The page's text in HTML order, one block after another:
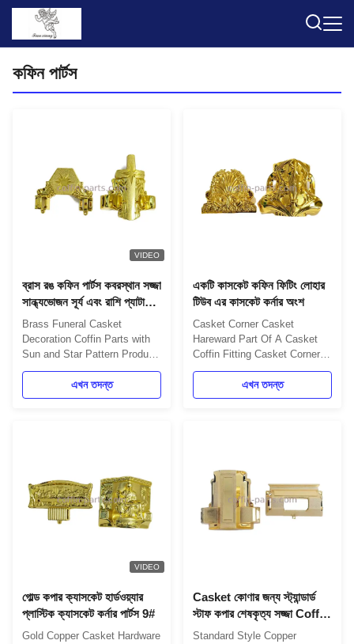
কফিন পার্টস
VIDEO
ব্রাস রঙ কফিন পার্টস কবরস্থান সজ্জা
সান্ধ্যভোজন সূর্য এবং রাশি প্যাটার্ন
পিপি নতুন উপাদান
Brass Funeral Casket
Decoration Coffin Parts with
Sun and Star Pattern Product
Description: One set include
4pcs big casket carners, 8
pcs small casket corners,
Material Plastic(PP,ABS), PP
New ...
এখন তদন্ত
একটি কাসকেট কফিন ফিটিং লোহার
টিউব এর কাসকেট কর্নার অংশ
Casket Corner Casket
Hareward Part Of A Casket
Coffin Fitting Casket Corner
Iron Tubes Gold Plastic
Material Casket Hardware
Corners Plastic Casket
Advantage: We are a
professional & large funeral ...
এখন তদন্ত
VIDEO
গোল্ড কপার ক্যাসকেট হার্ডওয়্যার
প্লাস্টিক ক্যাসকেট কর্নার পার্টস 9#
Gold Copper Casket Hardware
Casket কোণার জন্য স্ট্যান্ডার্ড
স্টাফ কপার শেষকৃত্য সজ্জা Coffin
অংশ
Standard Style Copper